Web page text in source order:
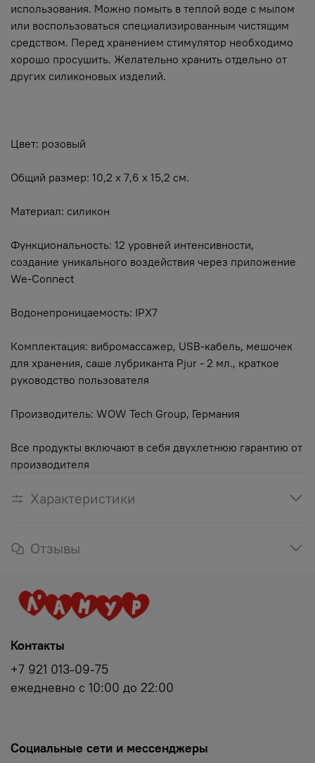
использования. Можно помыть в теплой воде с мылом
или воспользоваться специализированным чистящим
средством. Перед хранением стимулятор необходимо
хорошо просушить. Желательно хранить отдельно от
других силиконовых изделий.
Цвет: розовый
Общий размер: 10,2 х 7,6 х 15,2 см.
Материал: силикон
Функциональность: 12 уровней интенсивности,
создание уникального воздействия через приложение
We-Connect
Водонепроницаемость: IPX7
Комплектация: вибромассажер, USB-кабель, мешочек
для хранения, саше лубриканта Pjur - 2 мл., краткое
руководство пользователя
Производитель: WOW Tech Group, Германия
Все продукты включают в себя двухлетнюю гарантию от
производителя
Характеристики
Отзывы
Контакты
+7 921 013-09-75
ежедневно с 10:00 до 22:00
Социальные сети и мессенджеры